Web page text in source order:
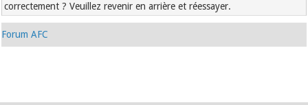
correctement ? Veuillez revenir en arrière et réessayer.
Forum AFC